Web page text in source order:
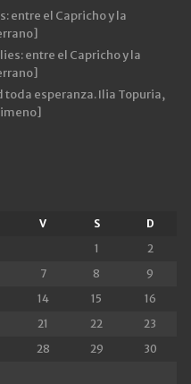
entre el Capricho y la
entre el Capricho y la
toda esperanza. Ilia Topuria,
V S
D
1
2
7 8
9
14 15
16
21 22
23
28 29
30